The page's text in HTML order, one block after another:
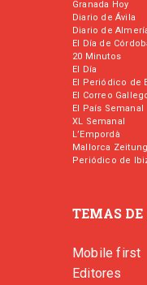
Granada Hoy
Diario de Ávila
Diario de
El Día de
20 Minutos
El Día
El Periódico de
El Correo
El País Semanal
XL Semanal
L’Empordà
Mallorca Zeitung
Periódico de
TEMAS
Mobile first
Editores